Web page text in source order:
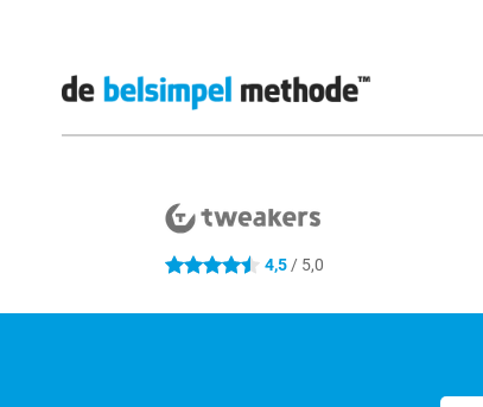
4.5 sterren 4,5/ 5,0